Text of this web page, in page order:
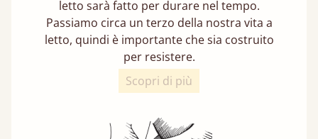
letto sarà fatto per durare nel tempo.
Passiamo circa un terzo della nostra vita a
letto, quindi è importante che sia costruito
per resistere.
Scopri di più